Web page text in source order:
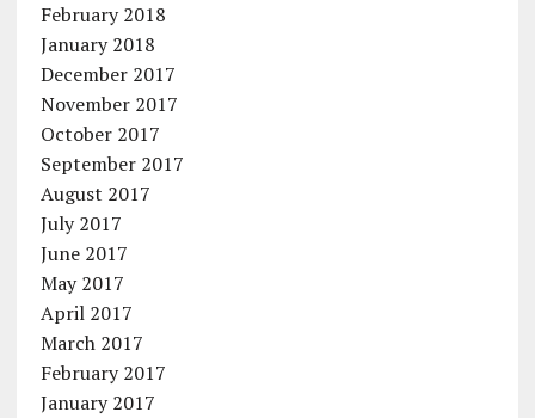
February 2018
January 2018
December 2017
November 2017
October 2017
September 2017
August 2017
July 2017
June 2017
May 2017
April 2017
March 2017
February 2017
January 2017